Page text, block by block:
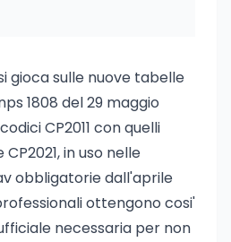
gioca sulle nuove tabelle
1808 del 29 maggio
CP2011 con quelli
in uso nelle
obbligatorie dall'aprile
ottengono cosi'
necessaria per non